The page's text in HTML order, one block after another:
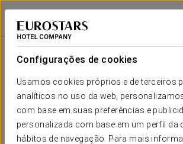
Configurações de cookies
Usamos cookies próprios e de terceiros
analíticos no uso da web,
com base em suas preferências e
personalizada com base em um perfil da
hábitos de navegação. Para mais
Eurostars Porto Douro
PORTO
Seu evento
Sala
U
Don Luis
58 m
altura
- - 25 20